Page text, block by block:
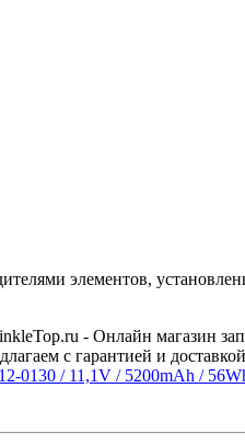
элементов,
- Онлайн магазин
с гарантией и
0130 / 11,1V / 5200mAh /